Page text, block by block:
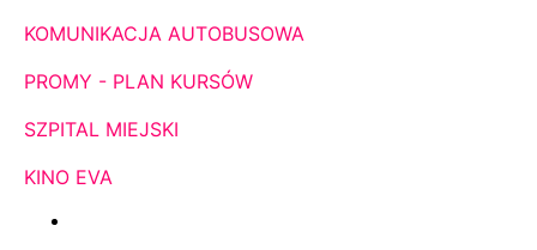
KOMUNIKACJA AUTOBUSOWA
PROMY - PLAN KURSÓW
SZPITAL MIEJSKI
KINO EVA